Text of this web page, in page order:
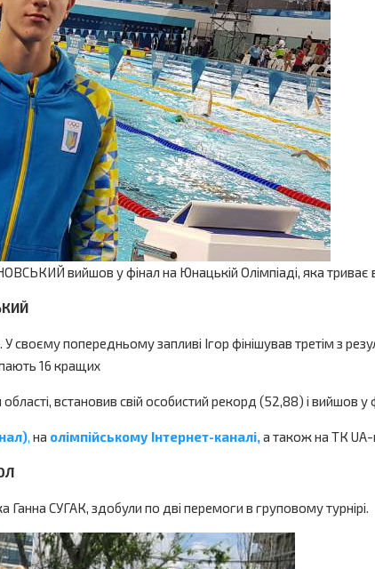
вийшов у фінал на Юнацькій Олімпіаді, яка триває
попередньому запливі Ігор фінішував третім з
16 кращих
встановив свій особистий рекорд (52,88) і вийшов у
, на олімпійському Інтернет-каналі,а також на ТК
СУГАК, здобули по дві перемоги в груповому турнірі.